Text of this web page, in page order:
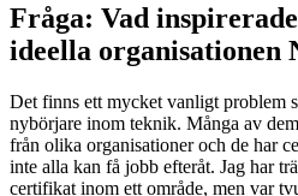
Fråga: Vad
ideella organisationen
Det finns ett mycket vanligt problem
nybörjare inom teknik. Många av
från olika organisationer och de har
inte alla kan få jobb efteråt. Jag har
certifikat inom ett område, men var